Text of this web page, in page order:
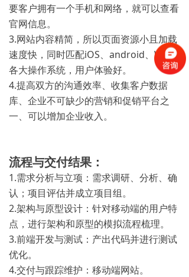
要客户拥有一个手机和网络，就可以查看
官网信息。
3.网站内容精简，所以页面资源小且加载
速度快，同时匹配iOS、android、WP等
各大操作系统，用户体验好。
4.提高双方的沟通效率、收集客户数据
库、企业不可缺少的营销和促销平台之
一、可以增加企业收入。
流程与交付结果：
1.需求分析与立项：需求调研、分析、确
认；项目评估并成立项目组。
2.架构与原型设计：针对移动端的用户特
点，进行架构和原型的模拟流程梳理。
3.前端开发与测试：产出代码并进行测试
优化。
4.交付与跟踪维护：移动端网站。